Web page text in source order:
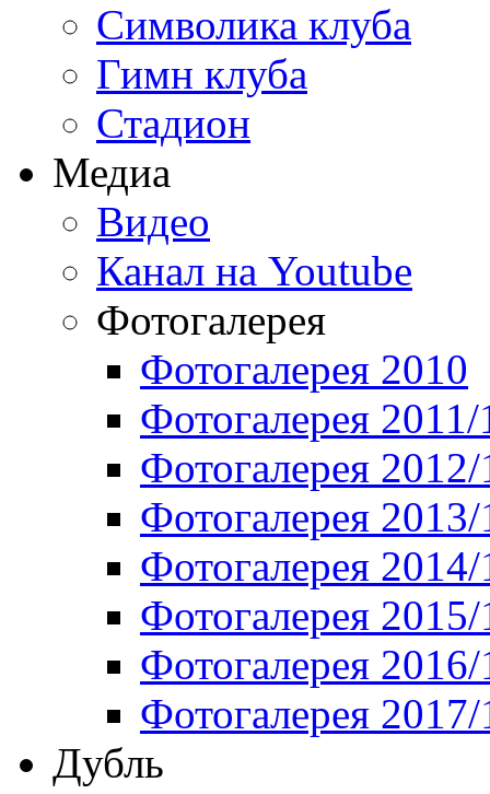
Символика клуба
Гимн клуба
Стадион
Медиа
Видео
Канал на Youtube
Фотогалерея
Фотогалерея 2010
Фотогалерея 2011/
Фотогалерея
Фотогалерея
Фотогалерея
Фотогалерея
Фотогалерея
Фотогалерея
Дубль